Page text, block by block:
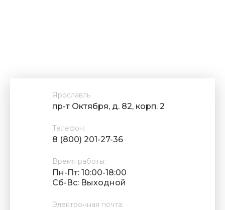
Ярославль
пр-т Октября, д. 82, корп. 2
Телефон:
8 (800) 201-27-36
Время работы:
Пн-Пт: 10:00-18:00
Cб-Вс: Выходной
Электронная почта: